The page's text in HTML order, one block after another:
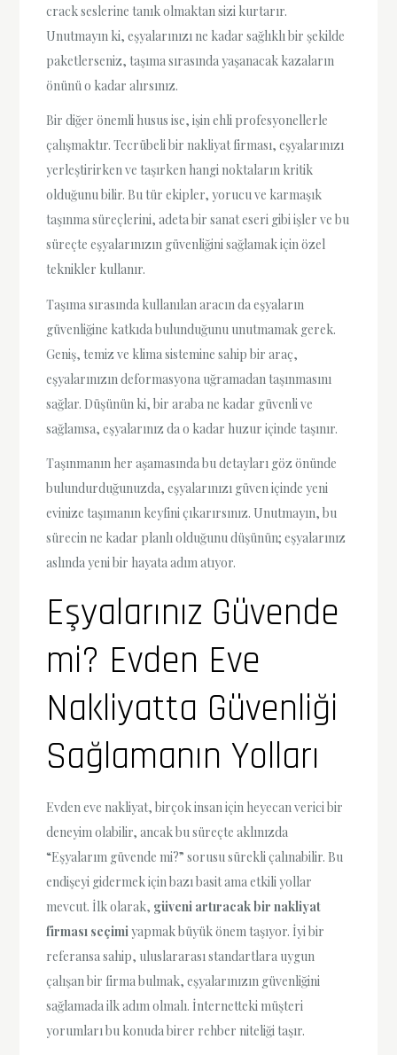
crack seslerine tanık olmaktan sizi kurtarır.
Unutmayın ki, eşyalarınızı ne kadar sağlıklı bir şekilde
paketlerseniz, taşıma sırasında yaşanacak kazaların
önünü o kadar alırsınız.
Bir diğer önemli husus ise, işin ehli profesyonellerle
çalışmaktır. Tecrübeli bir nakliyat firması, eşyalarınızı
yerleştirirken ve taşırken hangi noktaların kritik
olduğunu bilir. Bu tür ekipler, yorucu ve karmaşık
taşınma süreçlerini, adeta bir sanat eseri gibi işler ve bu
süreçte eşyalarınızın güvenliğini sağlamak için özel
teknikler kullanır.
Taşıma sırasında kullanılan aracın da eşyaların
güvenliğine katkıda bulunduğunu unutmamak gerek.
Geniş, temiz ve klima sistemine sahip bir araç,
eşyalarınızın deformasyona uğramadan taşınmasını
sağlar. Düşünün ki, bir araba ne kadar güvenli ve
sağlamsa, eşyalarınız da o kadar huzur içinde taşınır.
Taşınmanın her aşamasında bu detayları göz önünde
bulundurduğunuzda, eşyalarınızı güven içinde yeni
evinize taşımanın keyfini çıkarırsınız. Unutmayın, bu
sürecin ne kadar planlı olduğunu düşünün; eşyalarınız
aslında yeni bir hayata adım atıyor.
Eşyalarınız Güvende
mi? Evden Eve
Nakliyatta Güvenliği
Sağlamanın Yolları
Evden eve nakliyat, birçok insan için heyecan verici bir
deneyim olabilir, ancak bu süreçte aklınızda
“Eşyalarım güvende mi?” sorusu sürekli çalınabilir. Bu
endişeyi gidermek için bazı basit ama etkili yollar
mevcut. İlk olarak, güveni artıracak bir nakliyat
firması seçimi yapmak büyük önem taşıyor. İyi bir
referansa sahip, uluslararası standartlara uygun
çalışan bir firma bulmak, eşyalarınızın güvenliğini
sağlamada ilk adım olmalı. İnternetteki müşteri
yorumları bu konuda birer rehber niteliği taşır.